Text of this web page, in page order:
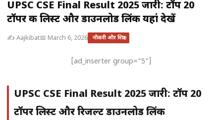
UPSC CSE Final Result 2025 जारी: टॉप 20
टॉपर की लिस्ट और डाउनलोड लिंक यहां देखें
✍️ Aajkibat📅 March 6, 2026 नौकरी और शिक्षा
[ad_inserter group="5"]
UPSC CSE Final Result 2025 जारी: टॉप 20
टॉपर लिस्ट और रिजल्ट डाउनलोड लिंक